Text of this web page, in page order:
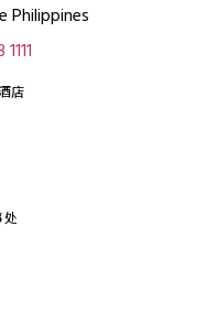
Philippines
店